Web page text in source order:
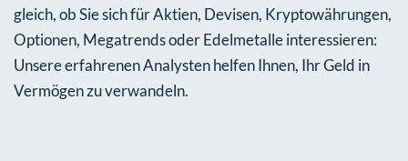
gleich, ob Sie sich für Aktien, Devisen, Kryptowährungen,
Optionen, Megatrends oder Edelmetalle interessieren:
Unsere erfahrenen Analysten helfen Ihnen, Ihr Geld in
Vermögen zu verwandeln.